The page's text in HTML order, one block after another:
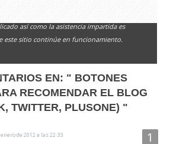
así como la asistencia impartida es
este sitio continúe en funcionamiento.
EN: " BOTONES
RECOMENDAR EL BLOG
TWITTER, PLUSONE) "
de 2012 a las 22:33